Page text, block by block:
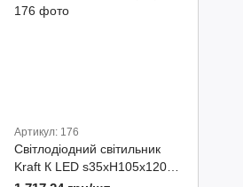
Артикул: 176
Світлодіодний світильник
Kraft К LED s35хH105x1200